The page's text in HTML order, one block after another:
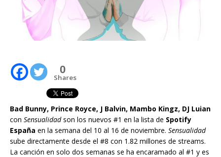
0
Shares
Bad Bunny, Prince Royce, J Balvin, Mambo Kingz, DJ Luian
con Sensualidadson los nuevos #1 en la lista de Spotify
España en la semana del 10 al 16 de noviembre. Sensualidad
sube directamente desde el #8 con 1.82 millones de streams.
La canción en solo dos semanas se ha encaramado al #1 y es